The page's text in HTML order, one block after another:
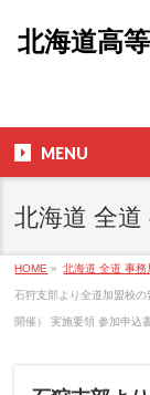
北海道高
MENU
北海道 全
HOME » 北海道 全道 事
石狩支部より全道加盟校
開催） 実施要領 参加申込